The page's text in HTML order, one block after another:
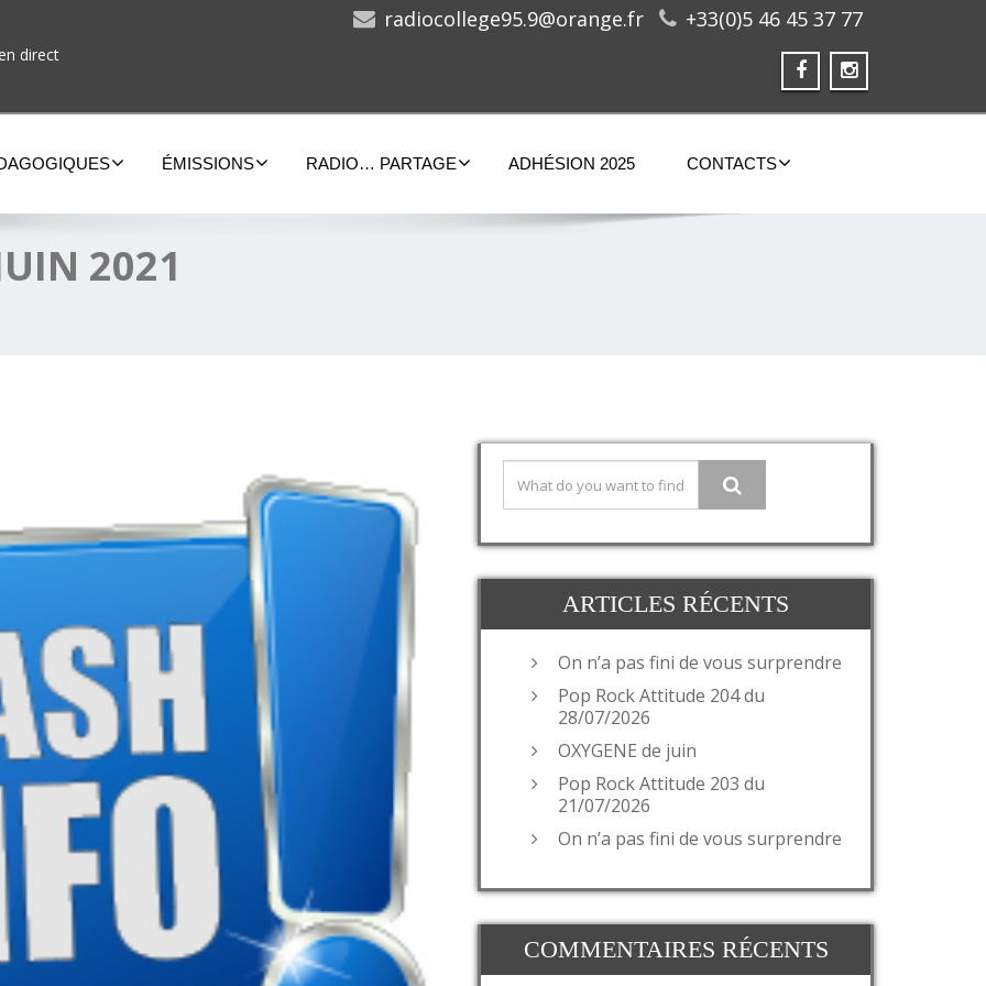
direct
radiocollege95.9@orange.fr +33(0)5 46 45 37 77
ÉMISSIONS RADIO… PARTAGE ADHÉSION 2025 CONTACTS
2021
ARTICLES RÉCENTS
On n’a pas fini de vous surprendre
Pop Rock Attitude 204 du
28/07/2026
OXYGENE de juin
Pop Rock Attitude 203 du
21/07/2026
On n’a pas fini de vous surprendre
COMMENTAIRES RÉCENTS